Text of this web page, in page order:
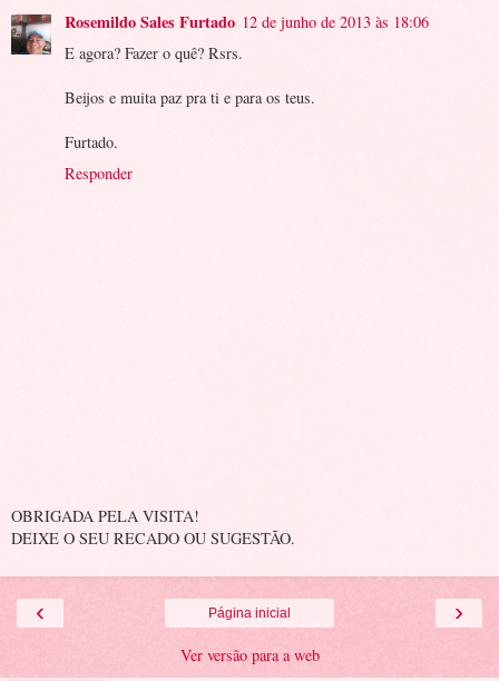
Rosemildo Sales Furtado 12 de junho de 2013 às 18:06
E agora? Fazer o quê? Rsrs.
Beijos e muita paz pra ti e para os teus.
Furtado.
Responder
OBRIGADA PELA VISITA!
DEIXE O SEU RECADO OU SUGESTÃO.
‹ ›
Página inicial
Ver versão para a web